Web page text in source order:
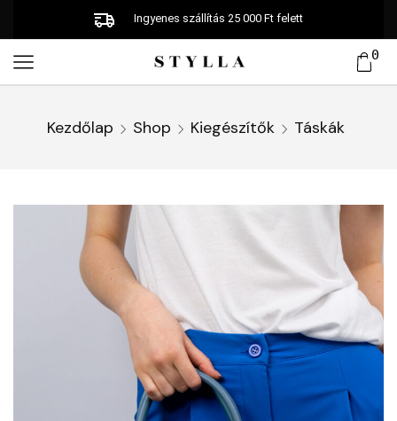
Ingyenes szállítás 25 000 Ft felett
0
Kezdőlap Shop Kiegészítők Táskák